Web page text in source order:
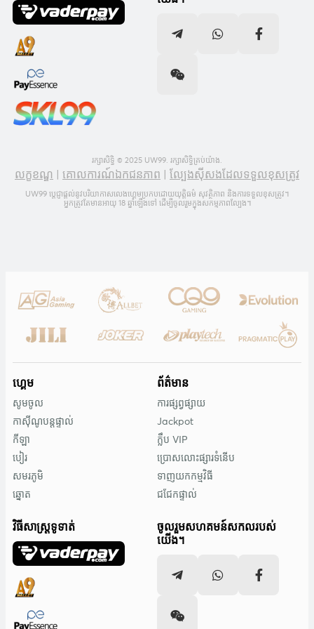
រក្សាសិទ្ធិ © 2025 UW99. រក្សាសិទ្ធិគ្រប់យ៉ាង.
លក្ខខណ្ឌ គោលការណ៍ឯកជនភាព ល្បែងស៊ីសងដែលទទួលខុសត្រូវ
UW99 ប្តេជ្ញាផ្តល់នូវបរិយាកាសលេងហ្គេមប្រកបដោយយុត្តិធម៌ សុវត្ថិភាព និងការទទួលខុសត្រូវ។
អ្នកត្រូវតែមានអាយុ 18 ឆ្នាំឡើងទៅ ដើម្បីចូលរួមក្នុងសកម្មភាពល្បែង។
ហ្គេម
សូមចូល
កាស៊ីណូបន្តផ្ទាល់
កីឡា
បៀរ
សមរភូមិ
ឆ្នោត
ព័ត៌មាន
ការផ្សព្វផ្សាយ
Jackpot
ក្លឹប VIP
ប្រោសលោះផ្សារទំនើប
ទាញយកកម្មវិធី
ជជែកផ្ទាល់
វិធីសាស្រ្តទូទាត់
ចូលរួមសហគមន៍សកលរបស់
យើង។